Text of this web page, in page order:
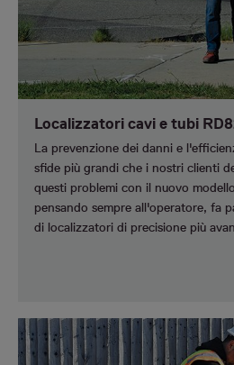
Localizzatori cavi e tubi
La prevenzione dei danni e
sfide più grandi che i nostri clienti
questi problemi con il nuovo
pensando sempre all'operatore, fa
di localizzatori di precisione più